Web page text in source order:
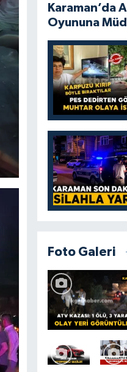
Karaman’da
Oyununa
Foto Galeri